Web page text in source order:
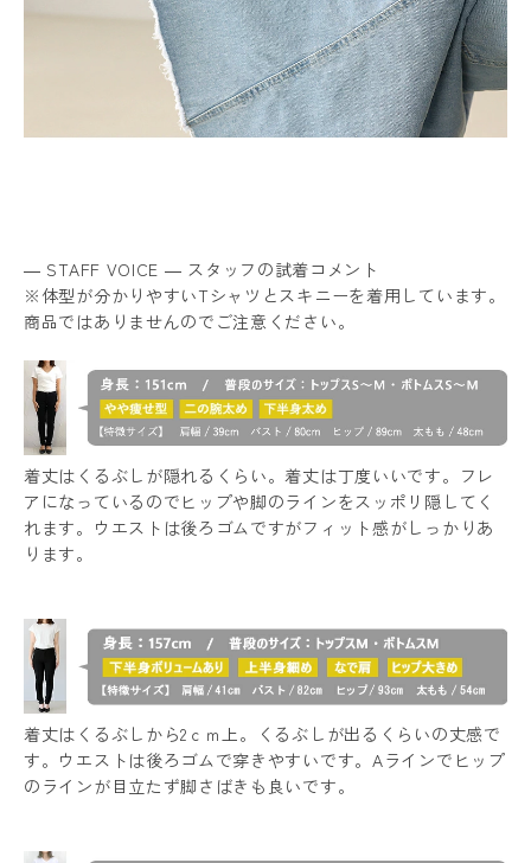
― STAFF VOICE ― スタッフの試着コメント
※体型が分かりやすいTシャツとスキニーを着用しています。
商品ではありませんのでご注意ください。
着丈はくるぶしが隠れるくらい。着丈は丁度いいです。フレ
アになっているのでヒップや脚のラインをスッポリ隠してく
れます。ウエストは後ろゴムですがフィット感がしっかりあ
ります。
着丈はくるぶしから2ｃｍ上。くるぶしが出るくらいの丈感で
す。ウエストは後ろゴムで穿きやすいです。Aラインでヒップ
のラインが目立たず脚さばきも良いです。